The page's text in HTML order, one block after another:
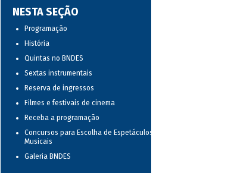
NESTA SEÇÃO
Programação
História
Quintas no BNDES
Sextas instrumentais
Reserva de ingressos
Filmes e festivais de cinema
Receba a programação
Concursos para Escolha de Espetáculos
Musicais
Galeria BNDES